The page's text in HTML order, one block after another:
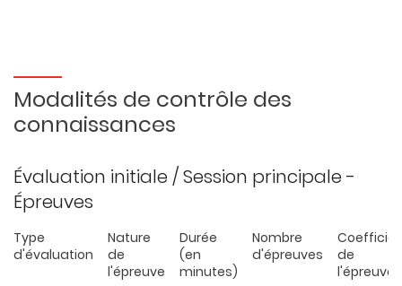
Modalités de contrôle des
connaissances
Évaluation initiale / Session principale -
Épreuves
Type
d'évaluation
Nature
de
l'épreuve
Durée
(en
minutes)
Nombre
d'épreuves
de
l'épreuve